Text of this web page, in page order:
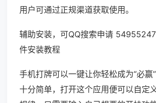
用户可通过正规渠道获取使用。
辅助安装，可QQ搜索申请
件安装教程
手机打牌可以一键让你轻松成为“必赢
十分简单，打开这个应用便可以自定